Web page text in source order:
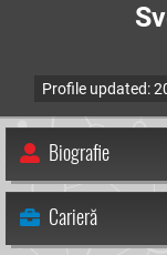
Profile updated:
Biografie
Carieră